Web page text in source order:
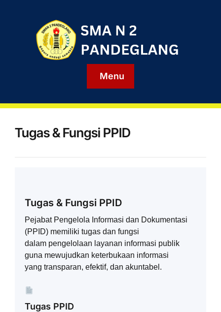
Menu
Tugas & Fungsi PPID
Tugas & Fungsi PPID
Pejabat Pengelola Informasi dan Dokumentasi
(PPID) memiliki tugas dan fungsi
dalam pengelolaan layanan informasi publik
guna mewujudkan keterbukaan informasi
yang transparan, efektif, dan akuntabel.
Tugas PPID